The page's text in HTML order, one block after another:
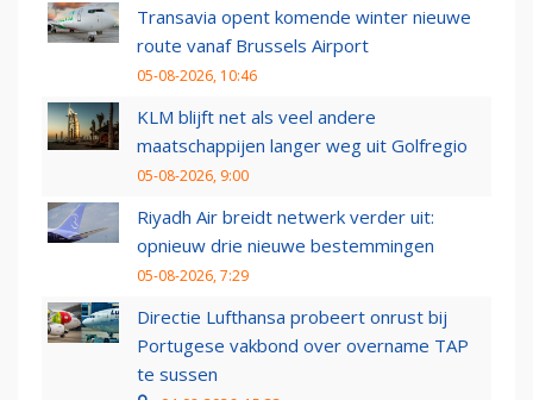
Transavia opent komende winter nieuwe
route vanaf Brussels Airport
05-08-2026, 10:46
KLM blijft net als veel andere
maatschappijen langer weg uit Golfregio
05-08-2026, 9:00
Riyadh Air breidt netwerk verder uit:
opnieuw drie nieuwe bestemmingen
05-08-2026, 7:29
Directie Lufthansa probeert onrust bij
Portugese vakbond over overname TAP
te sussen